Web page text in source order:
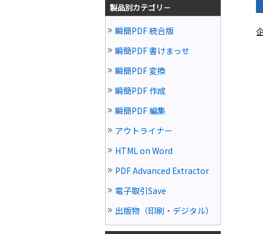
製品別カテゴリ－
瞬簡PDF 統合版
瞬簡PDF 書けまっせ
瞬簡PDF 変換
瞬簡PDF 作成
瞬簡PDF 編集
アウトライナー
HTML on Word
PDF Advanced Extractor
電子取引Save
出版物（印刷・デジタル）